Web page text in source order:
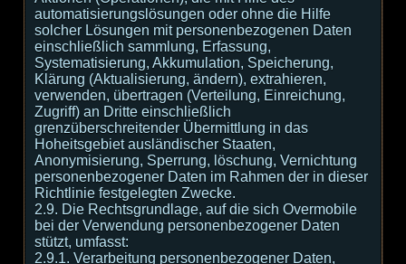
automatisierungslösungen oder ohne die Hilfe
solcher Lösungen mit personenbezogenen Daten
einschließlich sammlung, Erfassung,
Systematisierung, Akkumulation, Speicherung,
Klärung (Aktualisierung, ändern), extrahieren,
verwenden, übertragen (Verteilung, Einreichung,
Zugriff) an Dritte einschließlich
grenzüberschreitender Übermittlung in das
Hoheitsgebiet ausländischer Staaten,
Anonymisierung, Sperrung, löschung, Vernichtung
personenbezogener Daten im Rahmen der in dieser
Richtlinie festgelegten Zwecke.
2.9. Die Rechtsgrundlage, auf die sich Overmobile
bei der Verwendung personenbezogener Daten
stützt, umfasst:
2.9.1. Verarbeitung personenbezogener Daten,